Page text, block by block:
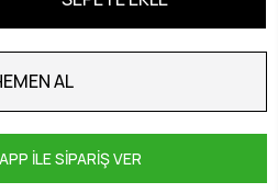
AL
İLE SİPARİŞ VER